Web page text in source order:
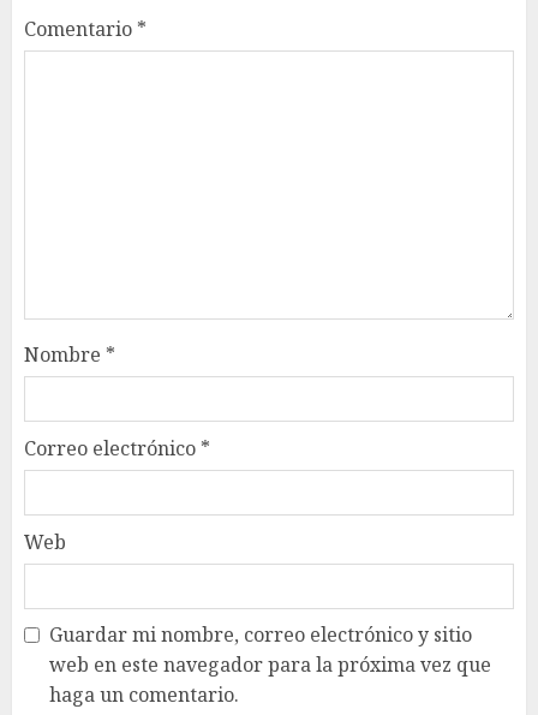
Comentario *
Nombre *
Correo electrónico *
Web
Guardar mi nombre, correo electrónico y sitio
web en este navegador para la próxima vez que
haga un comentario.